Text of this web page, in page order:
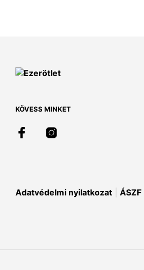
KÖVESS MINKET
Adatvédelmi nyilatkozat ÁSZF